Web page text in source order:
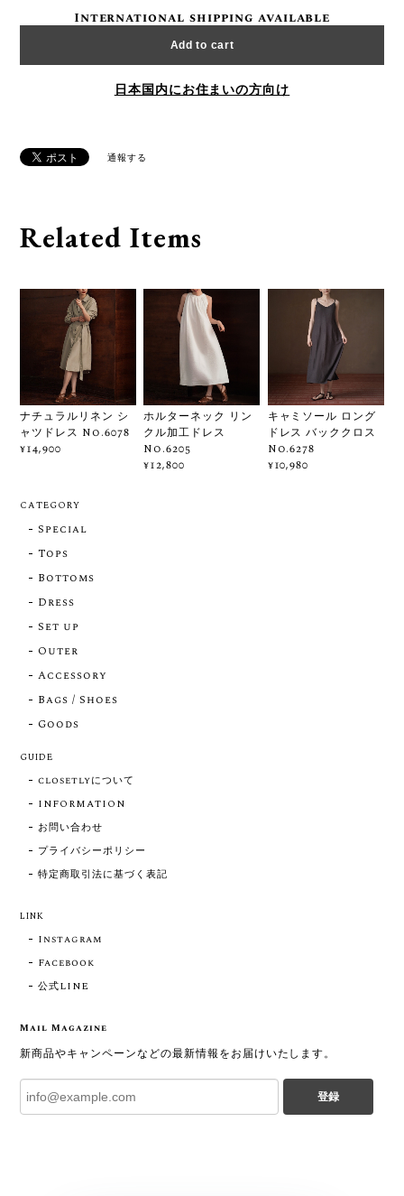
International shipping available
Add to cart
日本国内にお住まいの方向け
通報する
Related Items
ナチュラルリネン シ
ャツドレス No.6078
¥14,900
ホルターネック リン
クル加工ドレス
No.6205
¥12,800
キャミソール ロング
ドレス バッククロス
No.6278
¥10,980
CATEGORY
Special
Tops
Bottoms
Dress
Set up
Outer
Accessory
Bags / Shoes
Goods
GUIDE
closetlyについて
INFORMATION
お問い合わせ
プライバシーポリシー
特定商取引法に基づく表記
LINK
Instagram
Facebook
公式LINE
Mail Magazine
新商品やキャンペーンなどの最新情報をお届けいたします。
登録